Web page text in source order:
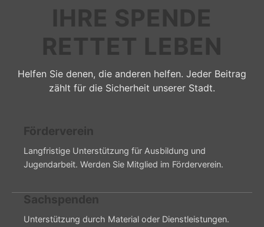
IHRE SPENDE
RETTET LEBEN
Helfen Sie denen, die anderen helfen. Jeder Beitrag
zählt für die Sicherheit unserer Stadt.
Förderverein
Langfristige Unterstützung für Ausbildung und
Jugendarbeit. Werden Sie Mitglied im Förderverein.
Sachspenden
Unterstützung durch Material oder Dienstleistungen.